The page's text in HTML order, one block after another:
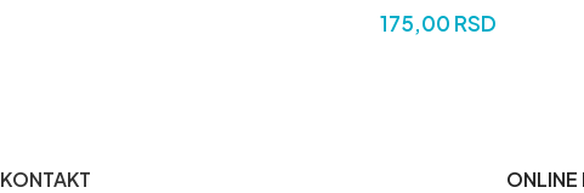
175,00 RSD
KONTAKT ONLINE